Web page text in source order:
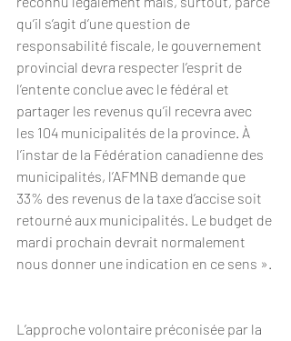
qu’il s’agit d’une question de
responsabilité fiscale, le gouvernement
provincial devra respecter l’esprit de
l’entente conclue avec le fédéral et
partager les revenus qu’il recevra avec
les 104 municipalités de la province. À
l’instar de la Fédération canadienne des
municipalités, l’AFMNB demande que
33% des revenus de la taxe d’accise soit
retourné aux municipalités. Le budget de
mardi prochain devrait normalement
nous donner une indication en ce sens ».
L’approche volontaire préconisée par la